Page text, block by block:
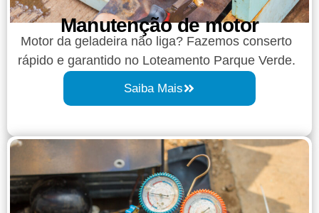
Manutenção de motor
Motor da geladeira não liga? Fazemos conserto
rápido e garantido no Loteamento Parque Verde.
Saiba Mais